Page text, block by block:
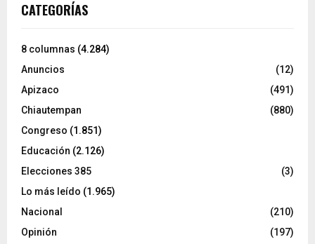
CATEGORÍAS
8 columnas (4.284)
Anuncios
(12)
Apizaco
(491)
Chiautempan
(880)
Congreso (1.851)
Educación (2.126)
Elecciones 385
(3)
Lo más leído (1.965)
Nacional
(210)
Opinión
(197)